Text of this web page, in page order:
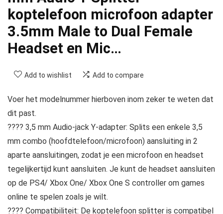
koptelefoon microfoon adapter
3.5mm Male to Dual Female
Headset en Mic…
Add to wishlist Add to compare
Voer het modelnummer hierboven inom zeker te weten dat
dit past.
???? 3,5 mm Audio-jack Y-adapter: Splits een enkele 3,5
mm combo (hoofdtelefoon/microfoon) aansluiting in 2
aparte aansluitingen, zodat je een microfoon en headset
tegelijkertijd kunt aansluiten. Je kunt de headset aansluiten
op de PS4/ Xbox One/ Xbox One S controller om games
online te spelen zoals je wilt.
???? Compatibiliteit: De koptelefoon splitter is compatibel